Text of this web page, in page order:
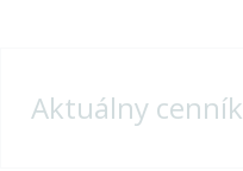
Aktuálny cenník